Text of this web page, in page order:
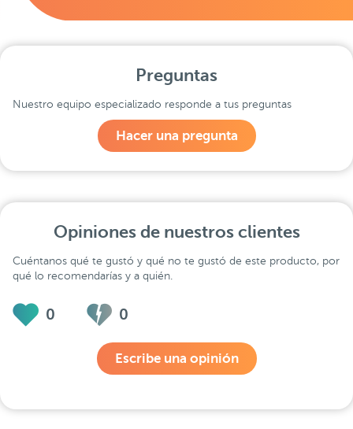
Preguntas
Nuestro equipo especializado responde a tus preguntas
Hacer una pregunta
Opiniones de nuestros clientes
Cuéntanos qué te gustó y qué no te gustó de este producto, por
qué lo recomendarías y a quién.
0 0
Escribe una opinión